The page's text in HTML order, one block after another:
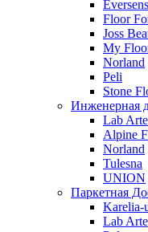
Floor
Joss
My
Norland
Peli
Stone
Инженерная
Lab Arte
Alpine
Norland
Tulesna
UNION
Паркетная
Karelia-
Lab Arte